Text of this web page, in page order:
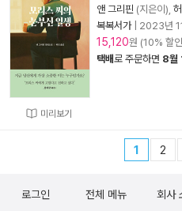
미리보기
앤 그리핀 (지은이),
복복서가| 2023년
15,120원 (10% 할
택배로 주문하면 8월
1 2
로그인 전체 메뉴 회사